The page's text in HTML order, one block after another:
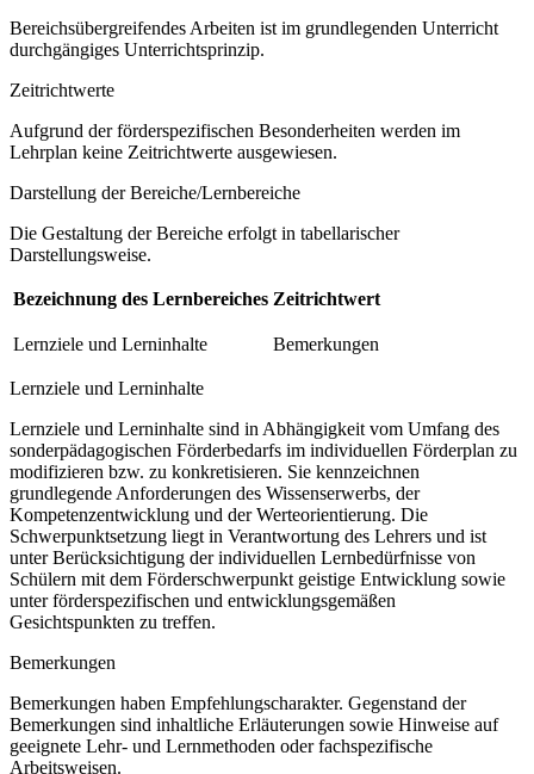
Bereichsübergreifendes Arbeiten ist im grundlegenden Unterricht
durchgängiges Unterrichtsprinzip.
Zeitrichtwerte
Aufgrund der förderspezifischen Besonderheiten werden im
Lehrplan keine Zeitrichtwerte ausgewiesen.
Darstellung der Bereiche/Lernbereiche
Die Gestaltung der Bereiche erfolgt in tabellarischer
Darstellungsweise.
Bezeichnung des Lernbereiches Zeitrichtwert
Lernziele und Lerninhalte Bemerkungen
Lernziele und Lerninhalte
Lernziele und Lerninhalte sind in Abhängigkeit vom Umfang des
sonderpädagogischen Förderbedarfs im individuellen Förderplan zu
modifizieren bzw. zu konkretisieren. Sie kennzeichnen
grundlegende Anforderungen des Wissenserwerbs, der
Kompetenzentwicklung und der Werteorientierung. Die
Schwerpunktsetzung liegt in Verantwortung des Lehrers und ist
unter Berücksichtigung der individuellen Lernbedürfnisse von
Schülern mit dem Förderschwerpunkt geistige Entwicklung sowie
unter förderspezifischen und entwicklungsgemäßen
Gesichtspunkten zu treffen.
Bemerkungen
Bemerkungen haben Empfehlungscharakter. Gegenstand der
Bemerkungen sind inhaltliche Erläuterungen sowie Hinweise auf
geeignete Lehr- und Lernmethoden oder fachspezifische
Arbeitsweisen.